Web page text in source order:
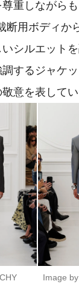
重しながら
断用ボディか
シルエット
するジャケ
意を表してい
Image